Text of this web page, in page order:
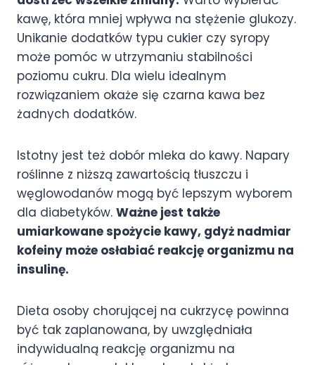
kawę, która mniej wpływa na stężenie glukozy.
Unikanie dodatków typu cukier czy syropy
może pomóc w utrzymaniu stabilności
poziomu cukru. Dla wielu idealnym
rozwiązaniem okaże się czarna kawa bez
żadnych dodatków.
Istotny jest też dobór mleka do kawy. Napary
roślinne z niższą zawartością tłuszczu i
węglowodanów mogą być lepszym wyborem
dla diabetyków. Ważne jest także
umiarkowane spożycie kawy, gdyż nadmiar
kofeiny może osłabiać reakcję organizmu na
insulinę.
Dieta osoby chorującej na cukrzycę powinna
być tak zaplanowana, by uwzględniała
indywidualną reakcję organizmu na